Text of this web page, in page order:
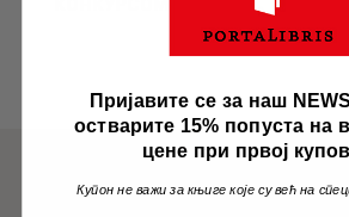
Пријавите се за наш
остварите 15% попуста на
цене при првој
Купон не важи за књиге које су већ на